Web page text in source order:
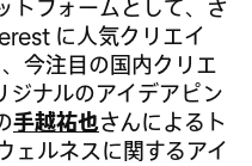
トフォームとして、さ
に人気クリエイ
今注目の国内クリエ
ナルのアイデアピン
手越祐也さんによるト
ェルネスに関するアイ